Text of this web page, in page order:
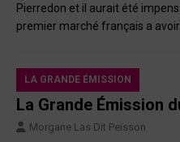
Pierredon et il aurait été
premier marché français a
LA GRANDE ÉMISSION
La Grande Émission
Morgane Las Dit Peisson